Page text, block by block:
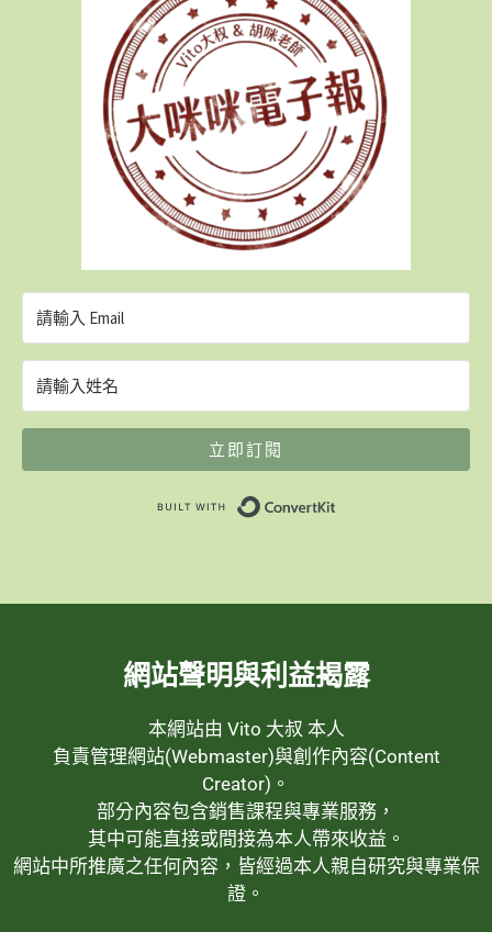
立即訂閱
網站聲明與利益揭露
本網站由 Vito 大叔 本人
負責管理網站(Webmaster)與創作內容(Content
Creator)。
部分內容包含銷售課程與專業服務，
其中可能直接或間接為本人帶來收益。
網站中所推廣之任何內容，皆經過本人親自研究與專業保
證。